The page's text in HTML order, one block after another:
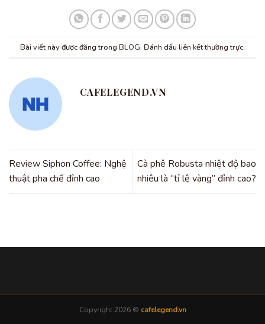
Bài viết này được đăng trong BLOG. Đánh dấu liên kết thường trực.
CAFELEGEND.VN
Review Siphon Coffee: Nghệ
thuật pha chế đỉnh cao
Cà phê Robusta nhiệt độ bao
nhiêu là “tỉ lệ vàng” đỉnh cao?
Copyright 2026 © cafelegend.vn